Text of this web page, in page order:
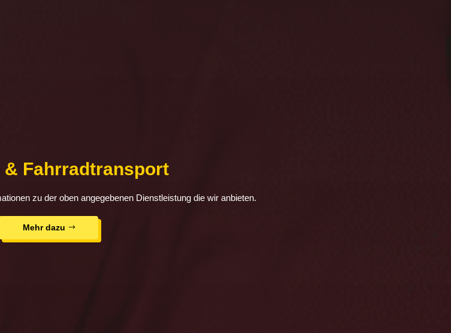
& Fahrradtransport
zu der oben angegebenen Dienstleistung die wir anbieten.
Mehr dazu